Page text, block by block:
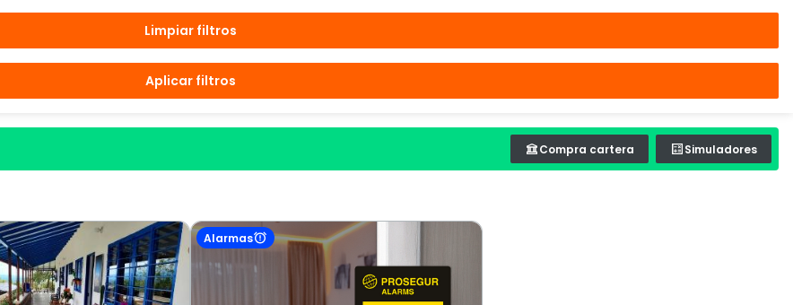
Limpiar filtros
Aplicar filtros
Compra cartera Simuladores
Alarmas